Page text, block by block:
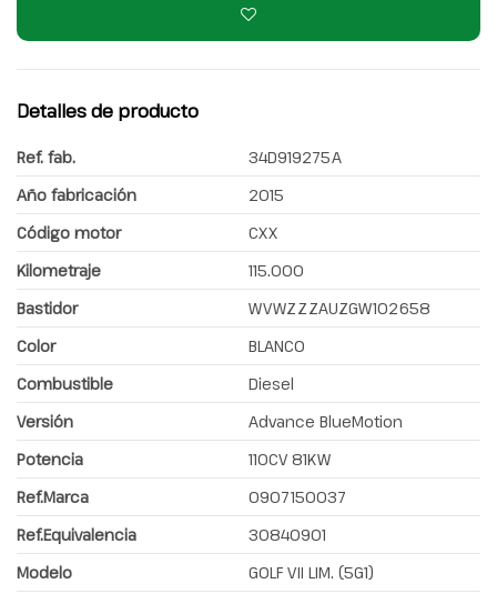
Detalles de producto
Ref. fab.
34D919275A
Año fabricación
2015
Código motor
CXX
Kilometraje
115.000
Bastidor
WVWZZZAUZGW102658
Color
BLANCO
Combustible
Diesel
Versión
Advance BlueMotion
Potencia
110CV 81KW
Ref.Marca
0907150037
Ref.Equivalencia
30840901
Modelo
GOLF VII LIM. (5G1)